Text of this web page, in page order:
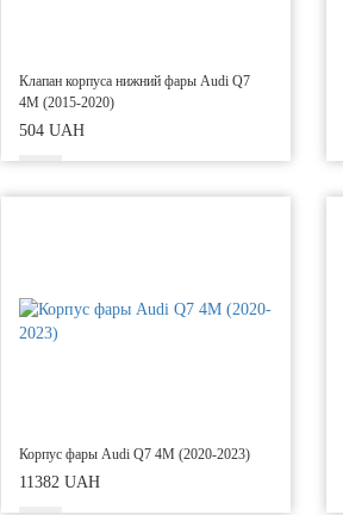
Клапан корпуса нижний фары Audi Q7
4M (2015-2020)
504 UAH
Корпус фары Audi Q7 4M (2020-2023)
11382 UAH